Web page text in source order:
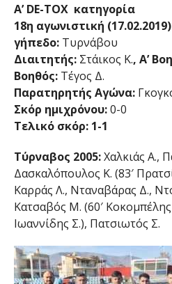
Α’ DE-TOX κατηγορία
18η αγωνιστική (17.02.2019)
γήπεδο: Τυρνάβου
Διαιτητής: Στάικος Κ., Α’
Βοηθός:Τέγος Δ.
Παρατηρητής Αγώνα:
Σκόρ ημιχρόνου:0-0
Τελικό σκόρ: 1-1
Τύρναβος 2005:Χαλκιάς Α.,
Δασκαλόπουλος Κ. (83′
Καρράς Λ., Νταναβάρας Δ.,
Κατσαβός Μ. (60′ Κοκομπέλης
Ιωαννίδης Σ.), Πατσιωτός Σ.